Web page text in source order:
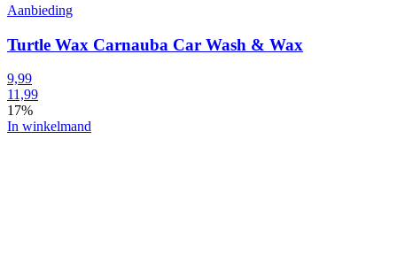
Aanbieding
Turtle Wax Carnauba Car Wash & Wax
9,99
11,99
17%
In winkelmand